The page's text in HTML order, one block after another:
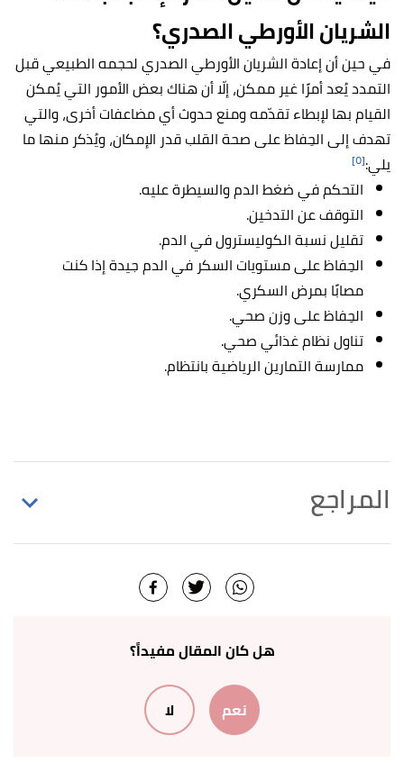
الشريان الأورطي الصدري؟
في حين أن إعادة الشريان الأورطي الصدري لحجمه الطبيعي قبل
التمدد يُعد أمرًا غير ممكن، إلّا أن هناك بعض الأمور التي يُمكن
القيام بها لإبطاء تقدّمه ومنع حدوث أي مضاعفات أخرى، والتي
تهدف إلى الحِفاظ على صحة القلب قدر الإمكان، ويُذكر منها ما
يلي:[٥]
التحكم في ضغط الدم والسيطرة عليه.
التوقف عن التدخين.
تقليل نسبة الكوليسترول في الدم.
الحِفاظ على مستويات السكر في الدم جيدة إذا كنت
مصابًا بمرض السكري.
الحِفاظ على وزن صحي.
تناول نظام غذائي صحي.
ممارسة التمارين الرياضية بانتظام.
المراجع
5/5/2022, Retrieved 19/10/2022. Edited.
stanfordhealthcare, Retrieved 19/10/2022. Edited.
,clevelandclinic, 11/6/2022,
Retrieved 19/10/2022. Edited.
هل كان المقال مفيداً؟
نعم لا